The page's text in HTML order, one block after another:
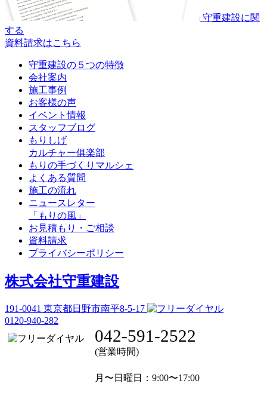
守重建設に関
する
資料請求はこちら
守重建設の５つの特徴
会社案内
施工事例
お客様の声
イベント情報
スタッフブログ
もりしげ
カルチャー俱楽部
もりの手づくりマルシェ
よくある質問
施工の流れ
ニュースレター
「もりの風」
お見積もり・ご相談
資料請求
プライバシーポリシー
株式会社守重建設
191-0041 東京都日野市南平8-5-17
0120-940-282
042-591-2522
(営業時間)
月〜日曜日 ：9:00〜17:00